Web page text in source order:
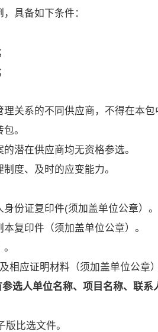
具备如下条件：
关系的不同供应商，不得在本包
。
潜在供应商均无资格参选。
度、及时的应变能力。
份证复印件(须加盖单位公章）。
复印件（须加盖单位公章）。
相应证明材料（须加盖单位公章）
选人单位名称、项目名称、联系
比选文件。